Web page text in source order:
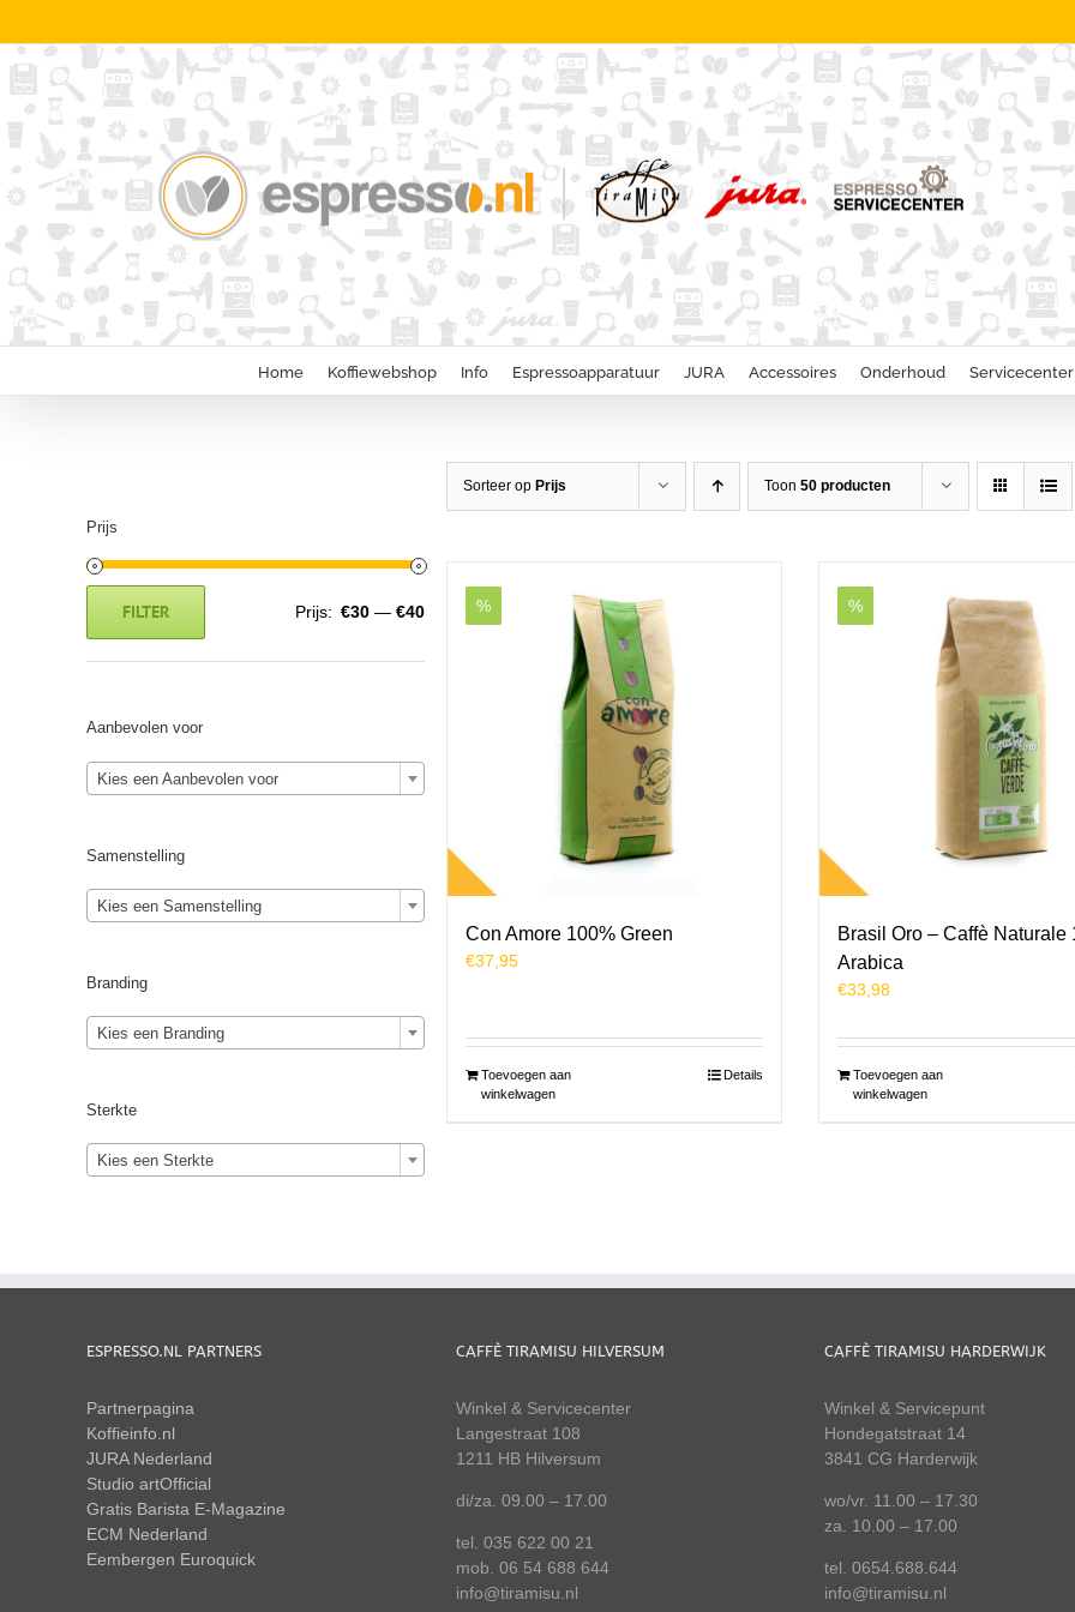
inhoud
Home Koffiewebshop Info Espressoapparatuur JURA Accessoires Onderhoud Servicecenter
Sorteer op Prijs Toon 50 producten
%
Con Amore 100% Green
€37,95
Toevoegen aan
winkelwagen
Details
%
Brasil Oro – Caffè Naturale
Arabica
€33,98
Toevoegen aan
winkelwagen
Prijs
FILTER Prijs: €30 — €40
Aanbevolen voor
Kies een Aanbevolen voor
Samenstelling
Kies een Samenstelling
Branding
Kies een Branding
Sterkte
Kies een Sterkte
ESPRESSO.NL PARTNERS
Partnerpagina
Koffieinfo.nl
JURA Nederland
Studio artOfficial
Gratis Barista E-Magazine
ECM Nederland
Eembergen Euroquick
CAFFÈ TIRAMISU HILVERSUM
Winkel & Servicecenter
Langestraat 108
1211 HB Hilversum
di/za. 09.00 – 17.00
tel. 035 622 00 21
mob. 06 54 688 644
info@tiramisu.nl
CAFFÈ TIRAMISU HARDERWIJK
Winkel & Servicepunt
Hondegatstraat 14
3841 CG Harderwijk
wo/vr. 11.00 – 17.30
za. 10.00 – 17.00
tel. 0654.688.644
info@tiramisu.nl